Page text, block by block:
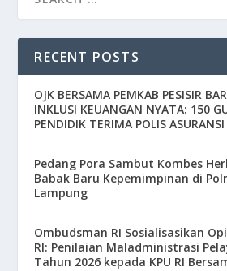
RECENT POSTS
OJK BERSAMA PEMKAB PESISIR
INKLUSI KEUANGAN NYATA: 150
PENDIDIK TERIMA POLIS ASURANSI
Pedang Pora Sambut Kombes
Babak Baru Kepemimpinan di
Lampung
Ombudsman RI Sosialisasikan
RI: Penilaian Maladministrasi
Tahun 2026 kepada KPU RI